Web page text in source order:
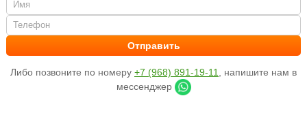
Либо позвоните по номеру +7 (968) 891-19-11
, напишите нам в
мессенджер